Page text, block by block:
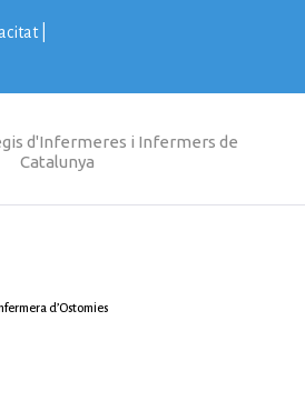
|
d'Infermeres i Infermers de
Catalunya
d’Ostomies